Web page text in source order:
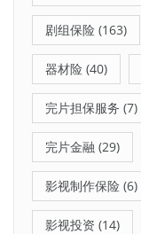
剧组保险 (163)
器材险 (40)
完片担保服务 (7)
完片金融 (29)
影视制作保险 (6)
影视投资 (14)